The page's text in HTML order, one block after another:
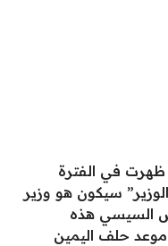
ظهرت في الفترة
سيكون هو وزير
السيسي هذه
موعد حلف اليمين